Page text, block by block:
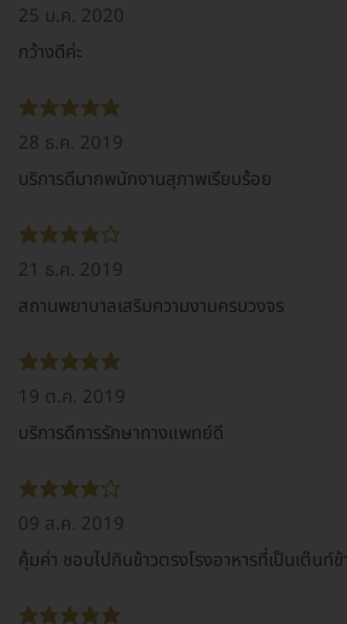
25 ม.ค. 2020
กว้างดีค่ะ
28 ธ.ค. 2019
บริการดีมากพนักงานสุภาพเรียบร้อย
21 ธ.ค. 2019
สถานพยาบาลเสริมความงามครบวงจร
19 ต.ค. 2019
บริการดีการรักษาทางแพทย์ดี
09 ส.ค. 2019
คุ้มค่า ชอบไปกินข้าวตรงโรงอาหารที่เป็นเต๊นท์